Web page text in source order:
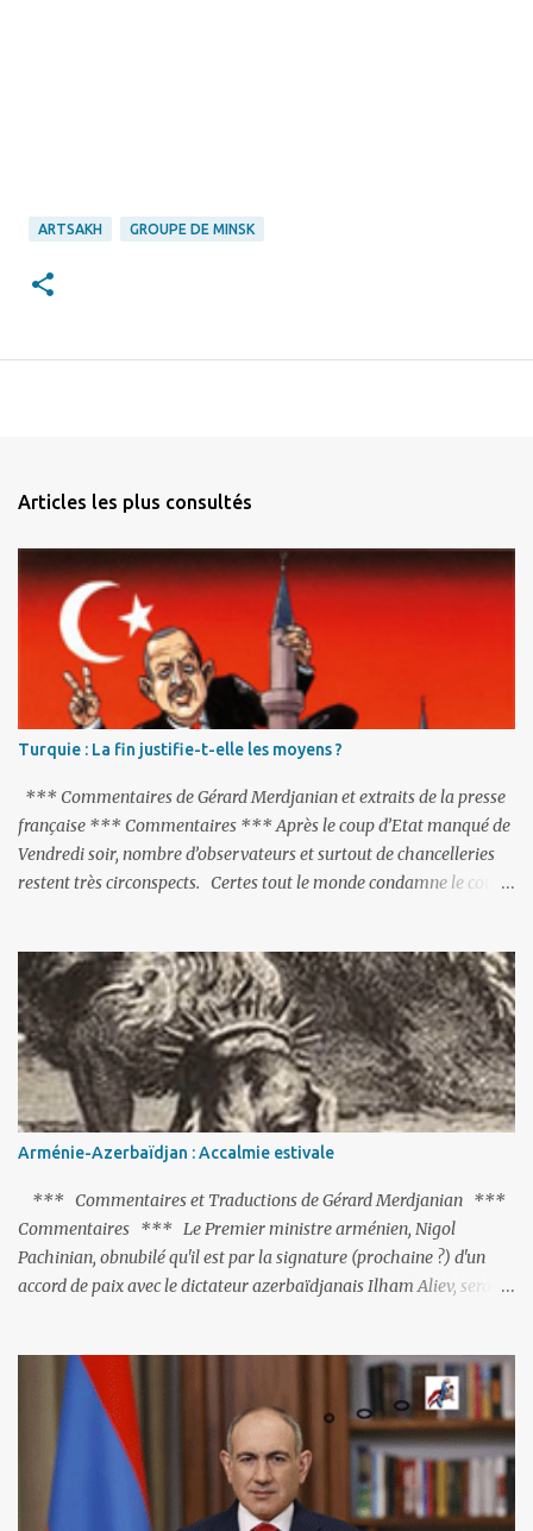
ARTSAKH GROUPE DE MINSK
Articles les plus consultés
Turquie : La fin justifie-t-elle les moyens ?
*** Commentaires de Gérard Merdjanian et extraits de la presse
française *** Commentaires *** Après le coup d’Etat manqué de
Vendredi soir, nombre d’observateurs et surtout de chancelleries
restent très circonspects. Certes tout le monde condamne le coup
actions menées par le président Erdoğan, et pour certains sur la
réalisation du putsch lui-même.
Arménie-Azerbaïdjan : Accalmie estivale
*** Commentaires et Traductions de Gérard Merdjanian ***
Commentaires *** Le Premier ministre arménien, Nigol
Pachinian, obnubilé qu'il est par la signature (prochaine ?) d'un
accord de paix avec le dictateur azerbaïdjanais Ilham Aliev, serait
C'est hélas fort peu probable ; l'Histoire ou la Littérature ne sont
pas ses points forts, pas plus d'ailleurs que les négociations avec le
tandem turco-azéri. Faisant fi de tout ce qui précède la chute de
l'URSS, il est exclusivement intéressé par ce qu'il nomme «
l'Arménie réelle ». Même les trois présidents qu'ils l'ont précédés ne
trouvent pas grâce à ses yeux, les traitant de tous les noms, avant